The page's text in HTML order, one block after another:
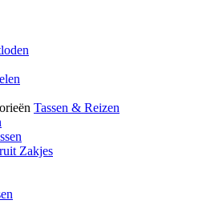
Tassen & Reizen
Zakjes